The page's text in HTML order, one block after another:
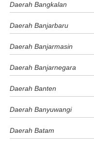
Daerah Bangkalan
Daerah Banjarbaru
Daerah Banjarmasin
Daerah Banjarnegara
Daerah Banten
Daerah Banyuwangi
Daerah Batam